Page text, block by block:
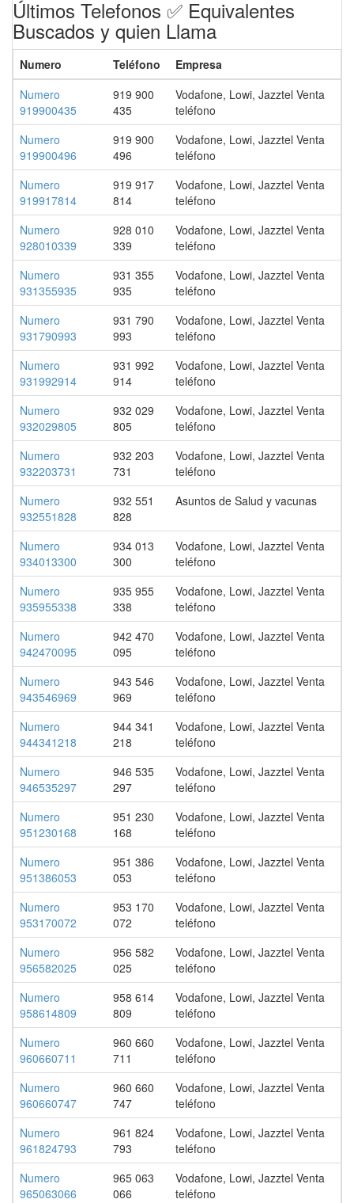
Últimos Telefonos ✅ Equivalentes
Buscados y quien Llama
Numero Teléfono
Empresa
Numero
919900435
919 900
435
Vodafone, Lowi, Jazztel Venta
teléfono
Numero
919900496
919 900
496
Vodafone, Lowi, Jazztel Venta
teléfono
Numero
919917814
919 917
814
Vodafone, Lowi, Jazztel Venta
teléfono
Numero
928010339
928 010
339
Vodafone, Lowi, Jazztel Venta
teléfono
Numero
931355935
931 355
935
Vodafone, Lowi, Jazztel Venta
teléfono
Numero
931790993
931 790
993
Vodafone, Lowi, Jazztel Venta
teléfono
Numero
931992914
931 992
914
Vodafone, Lowi, Jazztel Venta
teléfono
Numero
932029805
932 029
805
Vodafone, Lowi, Jazztel Venta
teléfono
Numero
932203731
932 203
731
Vodafone, Lowi, Jazztel Venta
teléfono
Numero
932551828
932 551
828
Asuntos de Salud y vacunas
Numero
934013300
934 013
300
Vodafone, Lowi, Jazztel Venta
teléfono
Numero
935955338
935 955
338
Vodafone, Lowi, Jazztel Venta
teléfono
Numero
942470095
942 470
095
Vodafone, Lowi, Jazztel Venta
teléfono
Numero
943546969
943 546
969
Vodafone, Lowi, Jazztel Venta
teléfono
Numero
944341218
944 341
218
Vodafone, Lowi, Jazztel Venta
teléfono
Numero
946535297
946 535
297
Vodafone, Lowi, Jazztel Venta
teléfono
Numero
951230168
951 230
168
Vodafone, Lowi, Jazztel Venta
teléfono
Numero
951386053
951 386
053
Vodafone, Lowi, Jazztel Venta
teléfono
Numero
953170072
953 170
072
Vodafone, Lowi, Jazztel Venta
teléfono
Numero
956582025
956 582
025
Vodafone, Lowi, Jazztel Venta
teléfono
Numero
958614809
958 614
809
Vodafone, Lowi, Jazztel Venta
teléfono
Numero
960660711
960 660
711
Vodafone, Lowi, Jazztel Venta
teléfono
Numero
960660747
960 660
747
Vodafone, Lowi, Jazztel Venta
teléfono
Numero
961824793
961 824
793
Vodafone, Lowi, Jazztel Venta
teléfono
Numero
965063066
965 063
066
Vodafone, Lowi, Jazztel Venta
teléfono